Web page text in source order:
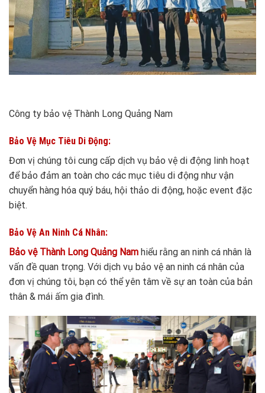
Công ty bảo vệ Thành Long Quảng Nam
Bảo Vệ Mục Tiêu Di Động:
Đơn vị chúng tôi cung cấp dịch vụ bảo vệ di động linh hoạt
để bảo đảm an toàn cho các mục tiêu di động như vận
chuyển hàng hóa quý báu, hội thảo di động, hoặc event đặc
biệt.
Bảo Vệ An Ninh Cá Nhân:
Bảo vệ Thành Long Quảng Nam hiểu rằng an ninh cá nhân là
vấn đề quan trọng. Với dịch vụ bảo vệ an ninh cá nhân của
đơn vị chúng tôi, bạn có thể yên tâm về sự an toàn của bản
thân & mái ấm gia đình.